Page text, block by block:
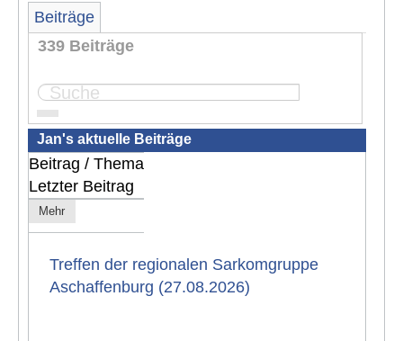
Beiträge
339 Beiträge
Seite: 1 2 ...
Jan's aktuelle Beiträge
Beitrag / Thema
Letzter Beitrag
Mehr
Treffen der regionalen Sarkomgruppe
Aschaffenburg (27.08.2026)